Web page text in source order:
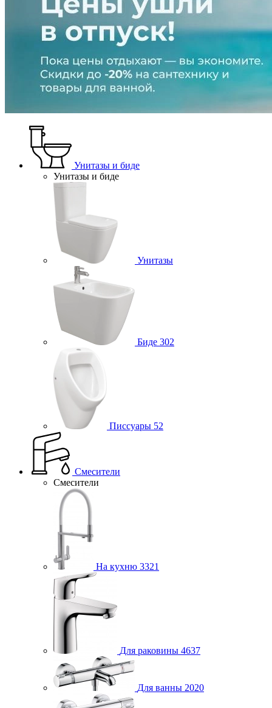
Унитазы и биде
Унитазы и биде
Унитазы
Биде 302
Писсуары 52
Смесители
Смесители
На кухню 3321
Для раковины 4637
Для ванны 2020